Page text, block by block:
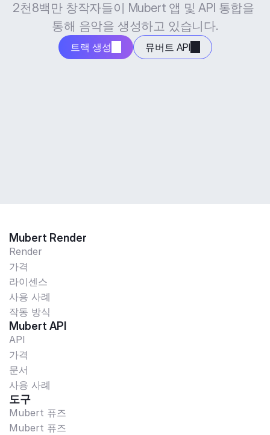
2천8백만 창작자들이 Mubert 앱 및 API 통합을
통해 음악을 생성하고 있습니다.
트랙 생성 뮤버트 API
Mubert Render
Render
가격
라이센스
사용 사례
작동 방식
Mubert API
API
가격
문서
사용 사례
도구
Mubert 퓨즈
Mubert 퓨즈